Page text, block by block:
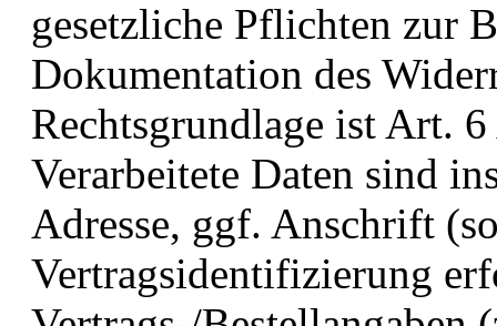
gesetzliche Pflichten zur
Dokumentation des
Rechtsgrundlage ist Art.
Verarbeitete Daten sind
Adresse, ggf. Anschrift
Vertragsidentifizierung